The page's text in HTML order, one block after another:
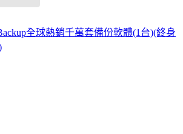
全球熱銷千萬套備份軟體(1台)(終身